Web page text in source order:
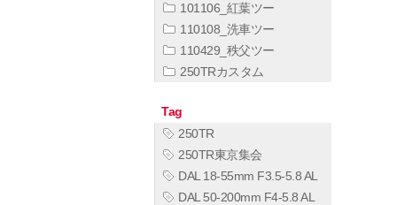
101106_紅葉ツー
110108_洗車ツー
110429_秩父ツー
250TRカスタム
Tag
250TR
250TR東京集会
DAL 18-55mm F3.5-5.8 AL
DAL 50-200mm F4-5.8 AL